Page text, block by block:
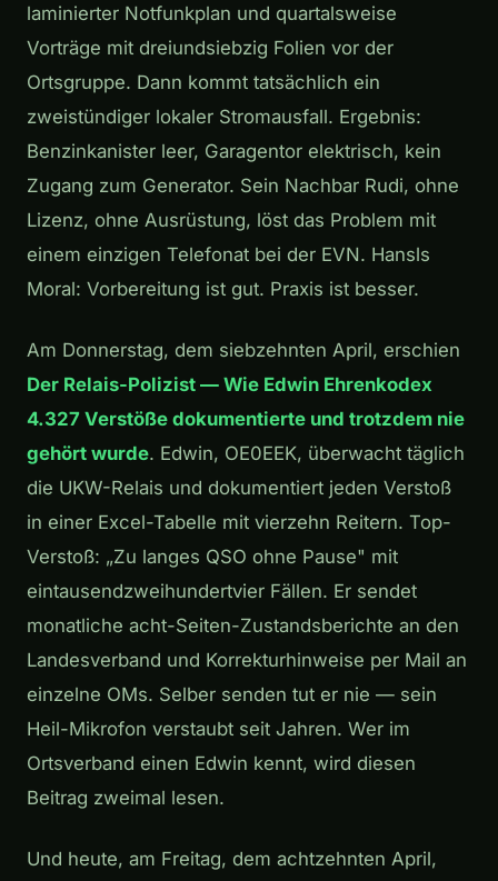
laminierter Notfunkplan und quartalsweise
Vorträge mit dreiundsiebzig Folien vor der
Ortsgruppe. Dann kommt tatsächlich ein
zweistündiger lokaler Stromausfall. Ergebnis:
Benzinkanister leer, Garagentor elektrisch, kein
Zugang zum Generator. Sein Nachbar Rudi, ohne
Lizenz, ohne Ausrüstung, löst das Problem mit
einem einzigen Telefonat bei der EVN. Hansls
Moral: Vorbereitung ist gut. Praxis ist besser.
Am Donnerstag, dem siebzehnten April, erschien
Der Relais-Polizist — Wie Edwin Ehrenkodex
4.327 Verstöße dokumentierte und trotzdem nie
gehört wurde. Edwin, OE0EEK, überwacht täglich
die UKW-Relais und dokumentiert jeden Verstoß
in einer Excel-Tabelle mit vierzehn Reitern. Top-
Verstoß: „Zu langes QSO ohne Pause" mit
eintausendzweihundertvier Fällen. Er sendet
monatliche acht-Seiten-Zustandsberichte an den
Landesverband und Korrekturhinweise per Mail an
einzelne OMs. Selber senden tut er nie — sein
Heil-Mikrofon verstaubt seit Jahren. Wer im
Ortsverband einen Edwin kennt, wird diesen
Beitrag zweimal lesen.
Und heute, am Freitag, dem achtzehnten April,